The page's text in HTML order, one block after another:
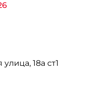
18а ст1